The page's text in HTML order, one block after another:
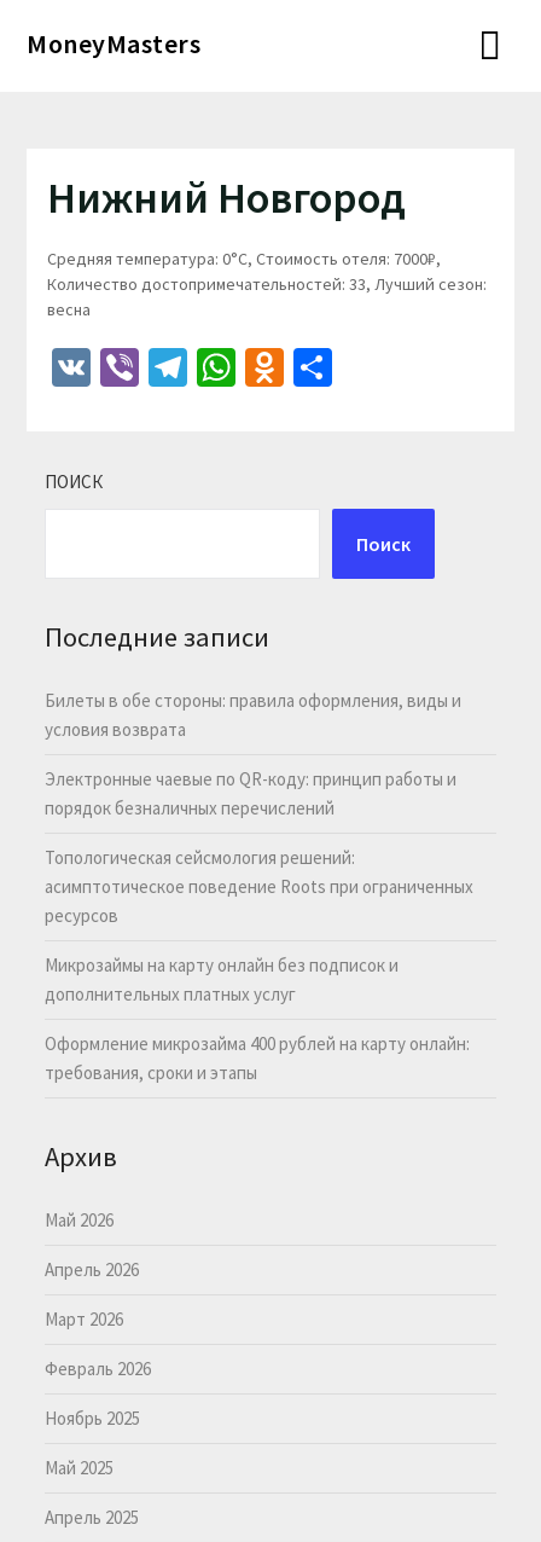
MoneyMasters
Нижний Новгород
Средняя температура: 0°C, Стоимость отеля: 7000₽,
Количество достопримечательностей: 33, Лучший сезон:
весна
VKViberTelegram
WhatsApp
Odnoklassniki
Отправить
ПОИСК
Поиск
Последние записи
Билеты в обе стороны: правила оформления, виды и
условия возврата
Электронные чаевые по QR-коду: принцип работы и
порядок безналичных перечислений
Топологическая сейсмология решений:
асимптотическое поведение Roots при ограниченных
ресурсов
Микрозаймы на карту онлайн без подписок и
дополнительных платных услуг
Оформление микрозайма 400 рублей на карту онлайн:
требования, сроки и этапы
Архив
Май 2026
Апрель 2026
Март 2026
Февраль 2026
Ноябрь 2025
Май 2025
Апрель 2025